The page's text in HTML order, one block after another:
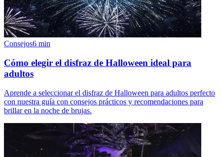
Consejos6 min
Cómo elegir el disfraz de Halloween ideal para
adultos
Aprende a seleccionar el disfraz de Halloween para adultos perfecto
con nuestra guía con consejos prácticos y recomendaciones para
brillar en la noche de brujas.